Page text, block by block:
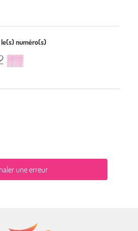
numéro(s)
▒▒
une erreur